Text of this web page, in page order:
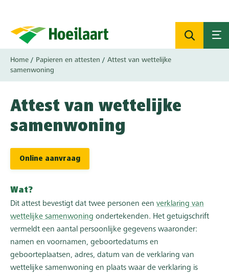
naar
inhoud
gaan
Kruimelpad
Home Papieren en attesten
Attest van wettelijke
samenwoning
Attest van wettelijke
samenwoning
Online aanvraag
Wat?
Dit attest bevestigt dat twee personen een verklaring van
wettelijke samenwoning ondertekenden. Het getuigschrift
vermeldt een aantal persoonlijke gegevens waaronder:
namen en voornamen, geboortedatums en
geboorteplaatsen, adres, datum van de verklaring van
wettelijke samenwoning en plaats waar de verklaring is